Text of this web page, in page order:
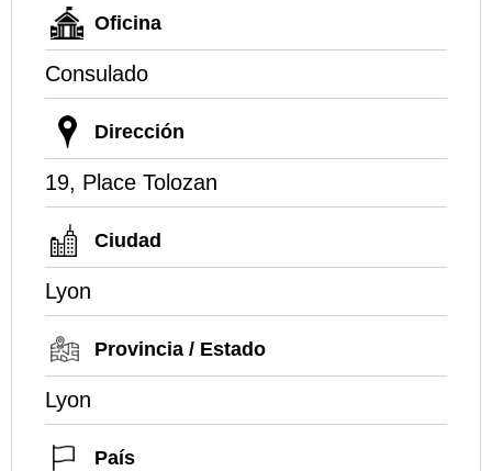
Oficina
Consulado
Dirección
19, Place Tolozan
Ciudad
Lyon
Provincia / Estado
Lyon
País